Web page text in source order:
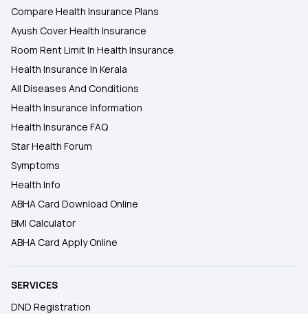
Compare Health Insurance Plans
Ayush Cover Health Insurance
Room Rent Limit In Health Insurance
Health Insurance In Kerala
All Diseases And Conditions
Health Insurance Information
Health Insurance FAQ
Star Health Forum
Symptoms
Health Info
ABHA Card Download Online
BMI Calculator
ABHA Card Apply Online
SERVICES
DND Registration